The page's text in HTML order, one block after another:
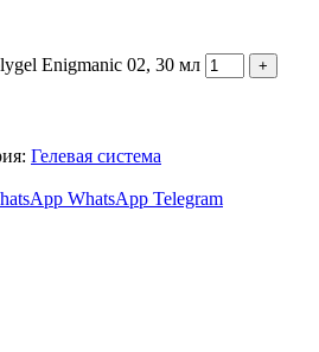
Enigmanic 02, 30 мл
Гелевая система
WhatsApp Telegram